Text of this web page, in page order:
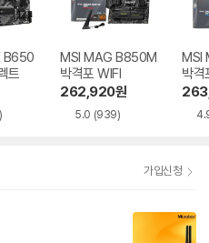
B650
트
MSI MAG B850M
박격포 WIFI
262,920원
5.0 (939)
MSI
박격
가입신청